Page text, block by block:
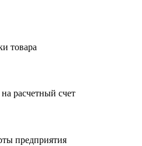
товара
расчетный счет
предприятия